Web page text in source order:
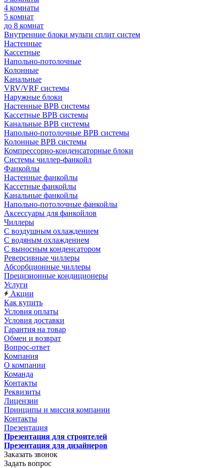
4 комнаты
5 комнат
до 8 комнат
Внутренние блоки мульти сплит систем
Настенные
Кассетные
Напольно-потолочные
Колонные
Канальные
VRV/VRF системы
Наружные блоки
Настенные ВРВ системы
Кассетные ВРВ системы
Канальные ВРВ системы
Напольно-потолочные ВРВ системы
Колонные ВРВ системы
Компрессорно-конденсаторные блоки
Системы чиллер-фанкойл
Фанкойлы
Настенные фанкойлы
Кассетные фанкойлы
Канальные фанкойлы
Напольно-потолочные фанкойлы
Аксессуары для фанкойлов
Чиллеры
С воздушным охлаждением
С водяным охлаждением
С выносным конденсатором
Реверсивные чиллеры
Абсорбционные чиллеры
Прецизионные кондиционеры
Услуги
Акции
Как купить
Условия оплаты
Условия доставки
Гарантия на товар
Обмен и возврат
Вопрос-ответ
Компания
О компании
Команда
Контакты
Реквизиты
Лицензии
Принципы и миссия компании
Контакты
Презентация
Презентация для строителей
Презентация для дизайнеров
Заказать звонок
Задать вопрос